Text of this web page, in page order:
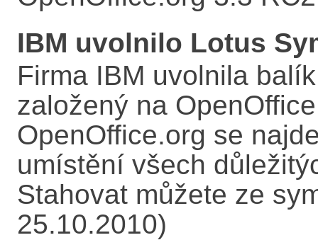
IBM uvolnilo Lotus
Firma IBM uvolnila
založený na
OpenOffice.org se
umístění všech
Stahovat můžete ze
25.10.2010)